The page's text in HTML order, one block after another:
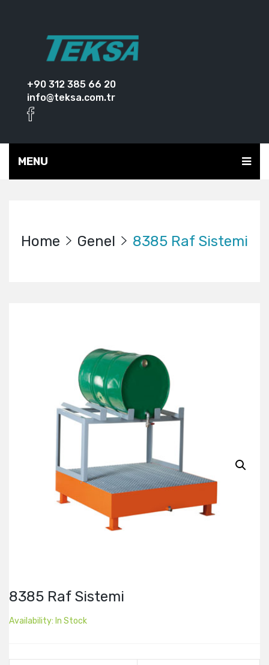
+90 312 385 66 20
info@teksa.com.tr
MENU
Home Genel 8385 Raf Sistemi
8385 Raf Sistemi
Availability: In Stock